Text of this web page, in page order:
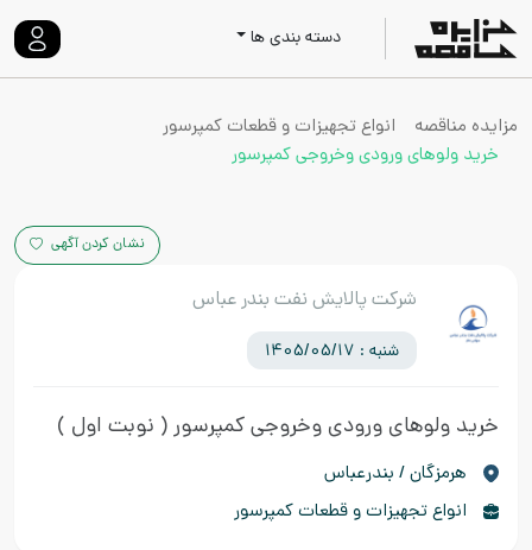
دسته بندی ها
مزایده مناقصه
انواع تجهیزات و قطعات کمپرسور
خرید ولوهای ورودی وخروجی کمپرسور
نشان کردن آگهی
شرکت پالایش نفت بندر عباس
شنبه : 1405/05/17
خرید ولوهای ورودی وخروجی کمپرسور( نوبت اول )
هرمزگان / بندرعباس
انواع تجهیزات و قطعات کمپرسور